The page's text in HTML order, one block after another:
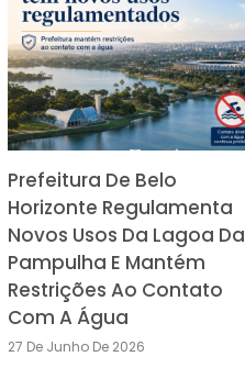
Prefeitura De Belo
Horizonte Regulamenta
Novos Usos Da Lagoa Da
Pampulha E Mantém
Restrições Ao Contato
Com A Água
27 De Junho De 2026